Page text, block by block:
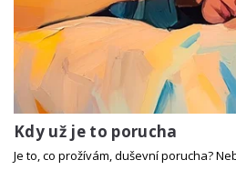
Kdy už je to porucha
Je to, co prožívám, duševní porucha?